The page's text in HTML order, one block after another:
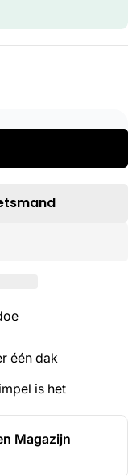
Royal
Voor Selle
één dak
is het
Magazijn